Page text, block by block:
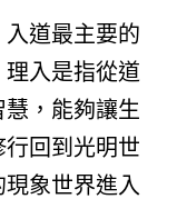
道最主要的
入是指從道
，能夠讓生
回到光明世
象世界進入